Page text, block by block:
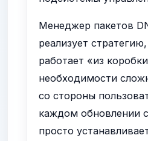
Менеджер пакетов
реализует
работает «из
необходимости
со стороны
каждом обновлении
просто